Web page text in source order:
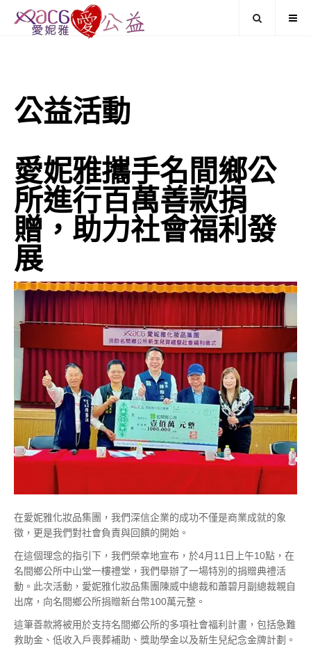
公益活動
愛妮雅攜手名間鄉公
所進行百萬善款捐
贈，助力社會福利發
展
在愛妮雅化妝品集團，我們深信企業的成功不僅是商業成就的象
徵，更是我們對社會負責與回饋的開始。
在這個理念的指引下，我們榮幸地宣布，於4月11日上午10點，在
名間鄉公所中山堂一樓禮堂，我們舉辦了一場特別的捐贈典禮活
動。此次活動，愛妮雅化妝品集團陳威中總裁和蕭碧月副總裁親自
出席，向名間鄉公所捐贈新台幣100萬元整。
這筆善款將被用於支持名間鄉公所的多項社會福利計畫，包括急難
救助金、低收入戶喪葬補助、獎助學金以及新生兒紀念金牌計劃。